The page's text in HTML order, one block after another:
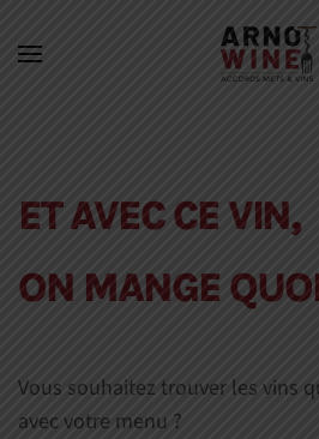
Skip to main content
ET AVEC CE VIN,
ON MANGE
Vous souhaitez trouver les vins
avec votre menu ?